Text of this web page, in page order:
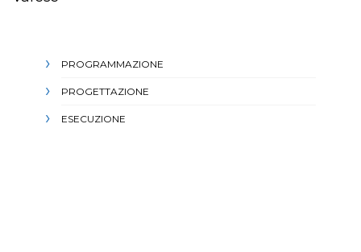
PROGRAMMAZIONE
PROGETTAZIONE
ESECUZIONE